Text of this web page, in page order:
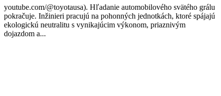
youtube.com/@toyotausa). Hľadanie automobilového svätého grálu
pokračuje. Inžinieri pracujú na pohonných jednotkách, ktoré spájajú
ekologickú neutralitu s vynikajúcim výkonom, priaznivým
dojazdom a...